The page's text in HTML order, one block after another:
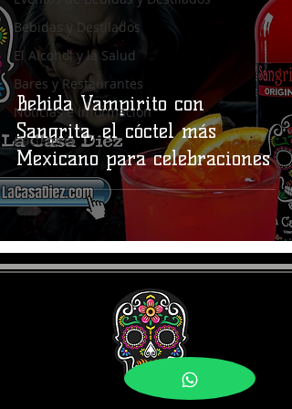
Bebidas y Destilados
El Alcohol y la Salud
Bares y Restaurantes
Noticias e Información
Coctelería
Bebida Vampirito con
Sangrita, el cóctel más
Mexicano para celebraciones